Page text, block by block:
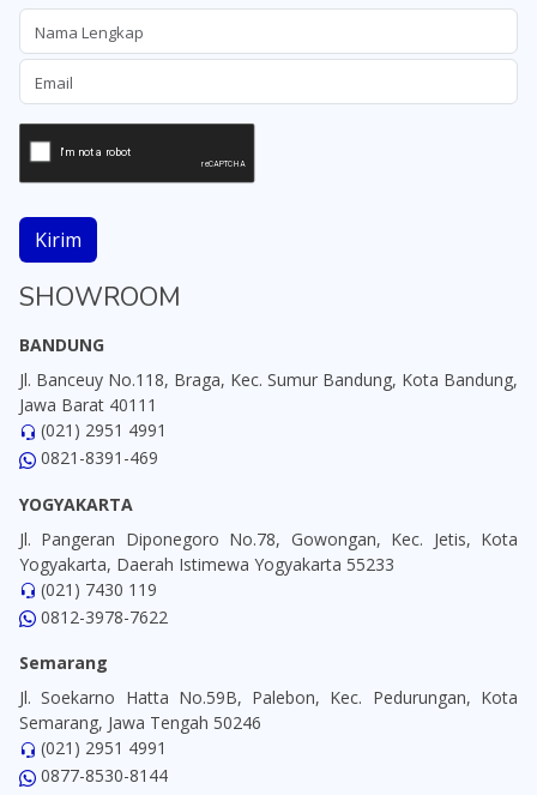
Kirim
SHOWROOM
BANDUNG
Jl. Banceuy No.118, Braga, Kec. Sumur Bandung, Kota Bandung,
Jawa Barat 40111
(021) 2951 4991
0821-8391-469
YOGYAKARTA
Jl. Pangeran Diponegoro No.78, Gowongan, Kec. Jetis, Kota
Yogyakarta, Daerah Istimewa Yogyakarta 55233
(021) 7430 119
0812-3978-7622
Semarang
Jl. Soekarno Hatta No.59B, Palebon, Kec. Pedurungan, Kota
Semarang, Jawa Tengah 50246
(021) 2951 4991
0877-8530-8144